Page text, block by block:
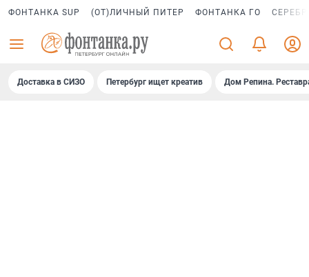
ФОНТАНКА SUP (ОТ)ЛИЧНЫЙ ПИТЕР ФОНТАНКА ГО
Доставка в СИЗО Петербург ищет креатив Дом Репина.